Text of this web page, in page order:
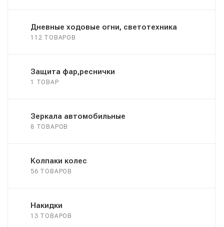
Дневные ходовые огни, светотехника
112 ТОВАРОВ
Защита фар,реснички
1 ТОВАР
Зеркала автомобильные
8 ТОВАРОВ
Колпаки колес
56 ТОВАРОВ
Накидки
13 ТОВАРОВ